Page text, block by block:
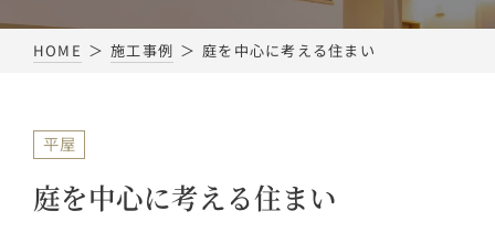
HOME 施工事例 庭を中心に考える住まい
平屋
庭を中心に考える住まい